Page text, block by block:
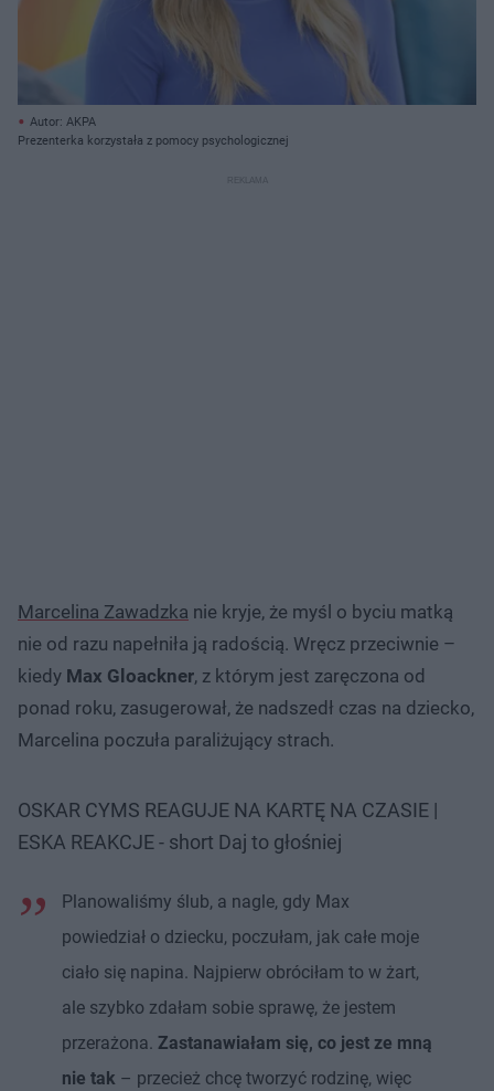
Autor: AKPA
Prezenterka korzystała z pomocy psychologicznej
Marcelina Zawadzka nie kryje, że myśl o byciu matką
nie od razu napełniła ją radością. Wręcz przeciwnie –
kiedy Max Gloackner, z którym jest zaręczona od
ponad roku, zasugerował, że nadszedł czas na dziecko,
Marcelina poczuła paraliżujący strach.
OSKAR CYMS REAGUJE NA KARTĘ NA CZASIE |
ESKA REAKCJE - short Daj to głośniej
Planowaliśmy ślub, a nagle, gdy Max
powiedział o dziecku, poczułam, jak całe moje
ciało się napina. Najpierw obróciłam to w żart,
ale szybko zdałam sobie sprawę, że jestem
przerażona. Zastanawiałam się, co jest ze mną
nie tak – przecież chcę tworzyć rodzinę, więc